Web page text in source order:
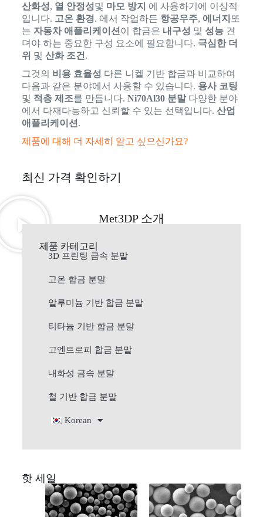
산화성, 열 안정성및 마모 방지 에 사용하기에 이상적
입니다. 고온 환경. 에서 작업하든 항공우주, 에너지 또
는 자동차 애플리케이션 이 합금은 내구성 및 성능견
뎌야 하는 중요한 구성 요소에 필요합니다. 극심한 더
위 및 산화 조건 .
그것의 비용 효율성 다른 니켈 기반 합금과 비교하여
다음과 같은 분야에서 사용할 수 있습니다. 용사 코팅
및 적층 제조를 만듭니다. Ni70Al30 분말다양한 분야
에서 다재다능하고 신뢰할 수 있는 선택입니다. 산업
애플리케이션 .
제품에 대해 더 자세히 알고 싶으신가요?
최신 가격 확인하기
Met3DP 소개
제품 카테고리
3D 프린팅 금속 분말
고온 합금 분말
알루미늄 기반 합금 분말
티타늄 기반 합금 분말
고엔트로피 합금 분말
내화성 금속 분말
철 기반 합금 분말
Korean
핫 세일